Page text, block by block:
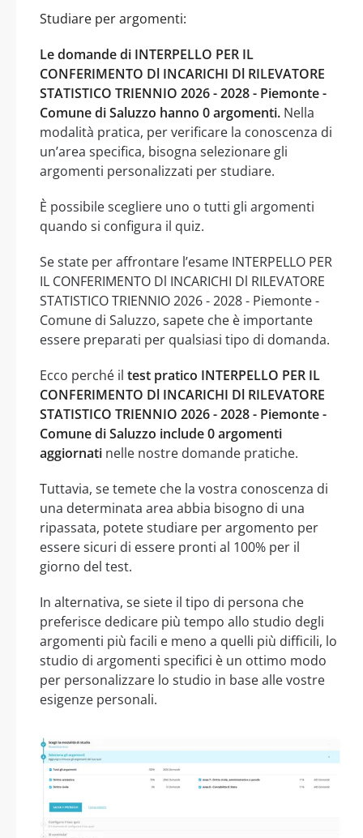
Studiare per argomenti:
Le domande di INTERPELLO PER IL
CONFERIMENTO Dl INCARICHI Dl RILEVATORE
STATISTICO TRIENNIO 2026 - 2028 - Piemonte -
Comune di Saluzzo hanno 0 argomenti. Nella
modalità pratica, per verificare la conoscenza di
un’area specifica, bisogna selezionare gli
argomenti personalizzati per studiare.
È possibile scegliere uno o tutti gli argomenti
quando si configura il quiz.
Se state per affrontare l’esame INTERPELLO PER
IL CONFERIMENTO Dl INCARICHI Dl RILEVATORE
STATISTICO TRIENNIO 2026 - 2028 - Piemonte -
Comune di Saluzzo, sapete che è importante
essere preparati per qualsiasi tipo di domanda.
Ecco perché il test pratico INTERPELLO PER IL
CONFERIMENTO Dl INCARICHI Dl RILEVATORE
STATISTICO TRIENNIO 2026 - 2028 - Piemonte -
Comune di Saluzzo include 0 argomenti
aggiornati nelle nostre domande pratiche.
Tuttavia, se temete che la vostra conoscenza di
una determinata area abbia bisogno di una
ripassata, potete studiare per argomento per
essere sicuri di essere pronti al 100% per il
giorno del test.
In alternativa, se siete il tipo di persona che
preferisce dedicare più tempo allo studio degli
argomenti più facili e meno a quelli più difficili, lo
studio di argomenti specifici è un ottimo modo
per personalizzare lo studio in base alle vostre
esigenze personali.